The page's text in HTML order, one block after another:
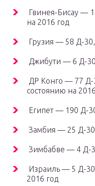
Гвинея-Бисау —
на 2016 год
Грузия — 58 Д-
Джибути — 6 Д-
ДР Конго — 77 Д-
состоянию на
Египет — 190 Д-
Замбия — 25 Д-
Зимбабве — 4 Д-
Израиль — 5 Д-30
2016 год